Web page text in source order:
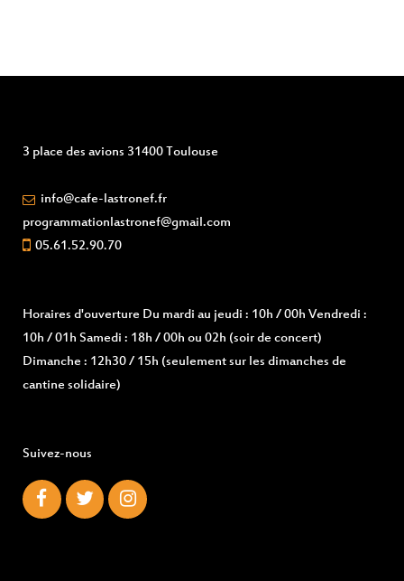
3 place des avions 31400 Toulouse
info@cafe-lastronef.fr
programmationlastronef@gmail.com
05.61.52.90.70
Horaires d'ouverture Du mardi au jeudi : 10h / 00h Vendredi :
10h / 01h Samedi : 18h / 00h ou 02h (soir de concert)
Dimanche : 12h30 / 15h (seulement sur les dimanches de
cantine solidaire)
Suivez-nous